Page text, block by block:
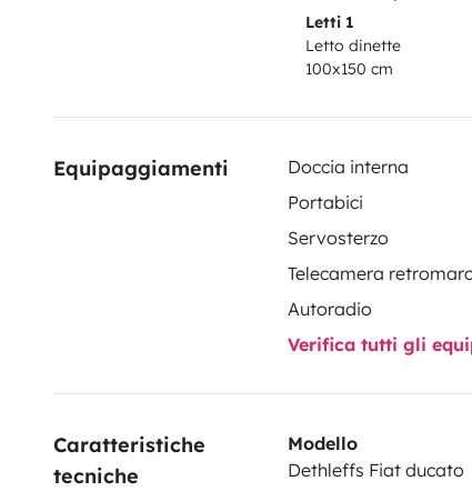
Letti 1
Letto dinette
100x150 cm
Equipaggiamenti Doccia interna
Portabici
Servosterzo
Telecamera
Autoradio
Verifica tutti gli
Caratteristiche
tecniche
Modello
Dethleffs Fiat ducato